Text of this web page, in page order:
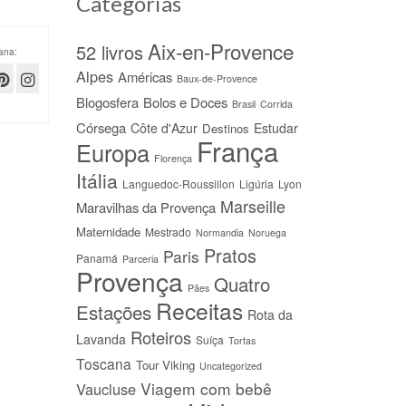
52 livros Aix-en-Provence
Alpes Américas Baux-de-Provence
Blogosfera Bolos e Doces Brasil Corrida
Córsega Côte d'Azur Destinos Estudar
Europa Florença França
Itália Languedoc-Roussillon Ligúria Lyon
Maravilhas da Provença Marseille
Maternidade Mestrado Normandia Noruega
Panamá Parceria Paris Pratos
Provença Pães Quatro
Estações Receitas Rota da
Lavanda Roteiros Suíça Tortas
Toscana Tour Viking Uncategorized
Vaucluse Viagem com bebê